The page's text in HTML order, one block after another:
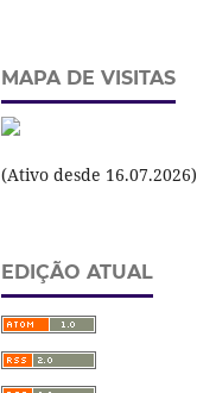
MAPA DE VISITAS
(Ativo desde 16.07.2026)
EDIÇÃO ATUAL